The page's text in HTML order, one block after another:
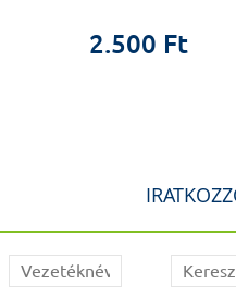
VERES GÁBOR
Muzslay Eszter
2.500 Ft